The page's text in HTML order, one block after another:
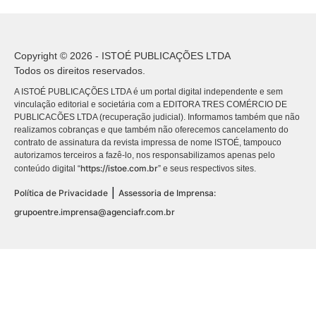
Copyright © 2026 - ISTOÉ PUBLICAÇÕES LTDA
Todos os direitos reservados.
A ISTOÉ PUBLICAÇÕES LTDA é um portal digital independente e sem
vinculação editorial e societária com a EDITORA TRES COMÉRCIO DE
PUBLICACÕES LTDA (recuperação judicial). Informamos também que não
realizamos cobranças e que também não oferecemos cancelamento do
contrato de assinatura da revista impressa de nome ISTOÉ, tampouco
autorizamos terceiros a fazê-lo, nos responsabilizamos apenas pelo
conteúdo digital “https://istoe.com.br” e seus respectivos sites.
Política de Privacidade
Assessoria de Imprensa:
grupoentre.imprensa@agenciafr.com.br